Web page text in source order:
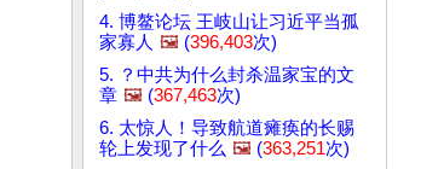
4. 博鳌论坛 王岐山让习近平当孤
家寡人 🖼️ (396,403次)
5. ？中共为什么封杀温家宝的文
章 🖼️ (367,463次)
6. 太惊人！导致航道瘫痪的长赐
轮上发现了什么 🖼️ (363,251次)